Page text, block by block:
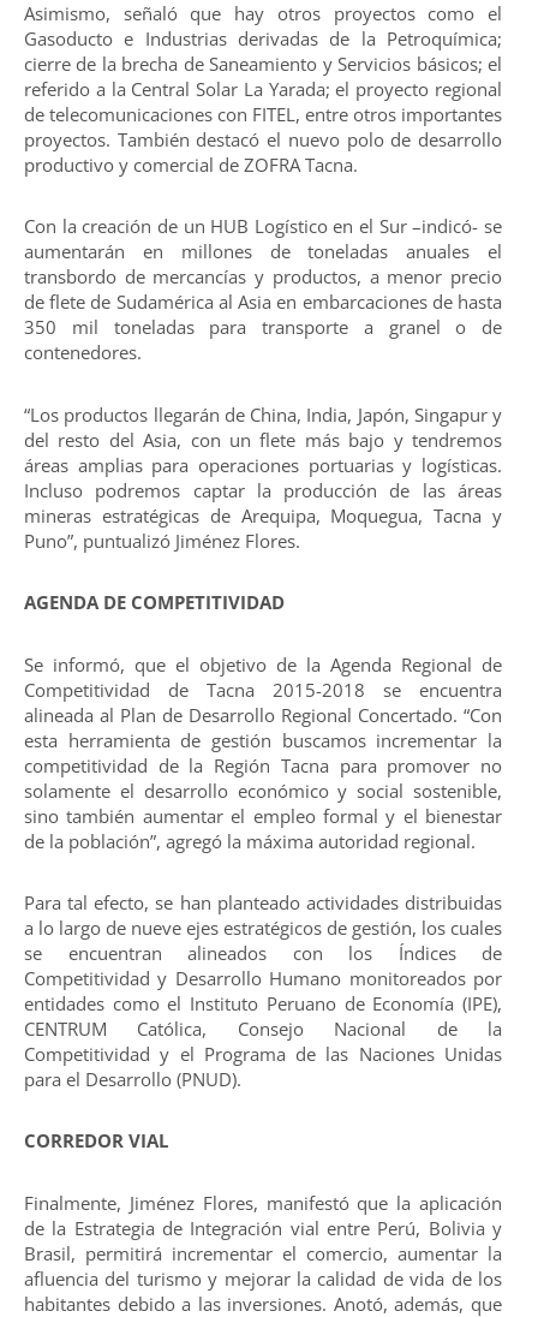
Asimismo, señaló que hay otros proyectos como el
Gasoducto e Industrias derivadas de la Petroquímica;
cierre de la brecha de Saneamiento y Servicios básicos; el
referido a la Central Solar La Yarada; el proyecto regional
de telecomunicaciones con FITEL, entre otros importantes
proyectos. También destacó el nuevo polo de desarrollo
productivo y comercial de ZOFRA Tacna.
Con la creación de un HUB Logístico en el Sur –indicó- se
aumentarán en millones de toneladas anuales el
transbordo de mercancías y productos, a menor precio
de flete de Sudamérica al Asia en embarcaciones de hasta
350 mil toneladas para transporte a granel o de
contenedores.
“Los productos llegarán de China, India, Japón, Singapur y
del resto del Asia, con un flete más bajo y tendremos
áreas amplias para operaciones portuarias y logísticas.
Incluso podremos captar la producción de las áreas
mineras estratégicas de Arequipa, Moquegua, Tacna y
Puno”, puntualizó Jiménez Flores.
AGENDA DE COMPETITIVIDAD
Se informó, que el objetivo de la Agenda Regional de
Competitividad de Tacna 2015-2018 se encuentra
alineada al Plan de Desarrollo Regional Concertado. “Con
esta herramienta de gestión buscamos incrementar la
competitividad de la Región Tacna para promover no
solamente el desarrollo económico y social sostenible,
sino también aumentar el empleo formal y el bienestar
de la población”, agregó la máxima autoridad regional.
Para tal efecto, se han planteado actividades distribuidas
a lo largo de nueve ejes estratégicos de gestión, los cuales
se encuentran alineados con los Índices de
Competitividad y Desarrollo Humano monitoreados por
entidades como el Instituto Peruano de Economía (IPE),
CENTRUM Católica, Consejo Nacional de la
Competitividad y el Programa de las Naciones Unidas
para el Desarrollo (PNUD).
CORREDOR VIAL
Finalmente, Jiménez Flores, manifestó que la aplicación
de la Estrategia de Integración vial entre Perú, Bolivia y
Brasil, permitirá incrementar el comercio, aumentar la
afluencia del turismo y mejorar la calidad de vida de los
habitantes debido a las inversiones. Anotó, además, que